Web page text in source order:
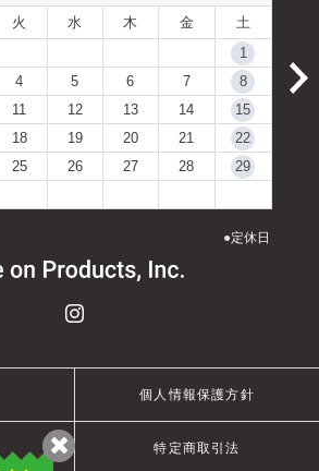
火 水 木 金
土
1
4 5 6 7
8
11 12 13 14
15
18 19 20 21
22
25 26 27 28
29
●定休日
個人情報保護方針
特定商取引法